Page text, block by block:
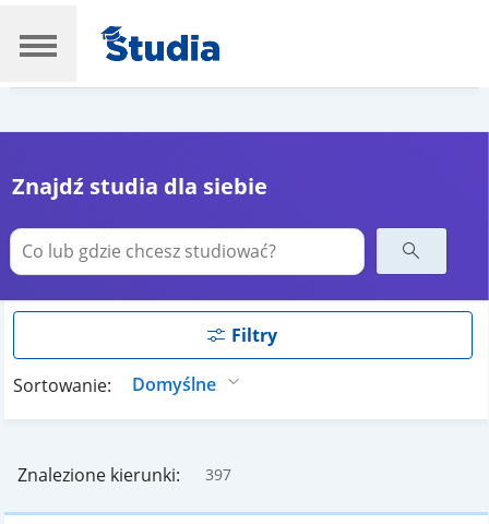
Znajdź studia dla siebie
Filtry
Sortowanie:
Znalezione kierunki: 397